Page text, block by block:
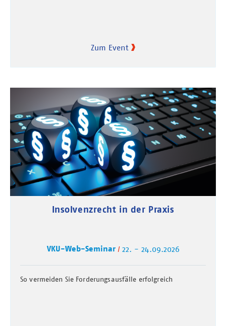
Zum Event
Insolvenzrecht in der Praxis
VKU-Web-Seminar 22. - 24.09.2026
So vermeiden Sie Forderungsausfälle erfolgreich